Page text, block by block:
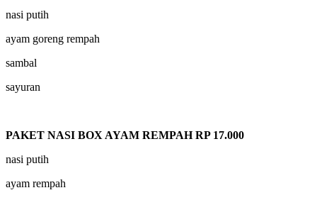
nasi putih
ayam goreng rempah
sambal
sayuran
PAKET NASI BOX AYAM REMPAH RP 17.000
nasi putih
ayam rempah